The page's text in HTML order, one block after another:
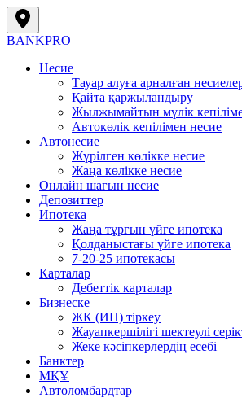
BANKPRO
Несие
Тауар алуға арналған
Қайта қаржыландыру
Жылжымайтын мүлік
Автокөлік кепілімен несие
Автонесие
Жүрілген көлікке несие
Жаңа көлікке несие
Онлайн шағын несие
Депозиттер
Ипотека
Жаңа тұрғын үйге ипотека
Қолданыстағы үйге ипотека
7-20-25 ипотекасы
Карталар
Дебеттік карталар
Бизнеске
ЖК (ИП) тіркеу
Жауапкершілігі шектеулі
Жеке кәсіпкерлердің есебі
Банктер
МҚҰ
Автоломбардтар